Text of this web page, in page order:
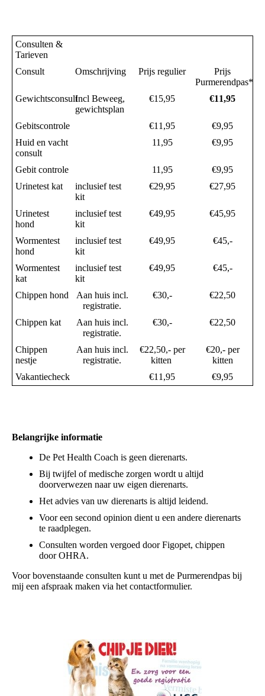
Consulten &
Tarieven
Consult
Omschrijving Prijs regulier
Prijs
Purmerendpas*
GewichtsconsultIncl Beweeg,
gewichtsplan
€15,95 €11,95
Gebitscontrole €11,95
€9,95
Huid en vacht
consult
11,95 €9,95
Gebit controle 11,95
€9,95
Urinetest kat
inclusief test
kit
€29,95 €27,95
Urinetest
hond
inclusief test
kit
€49,95 €45,95
Wormentest
hond
inclusief test
kit
€49,95 €45,-
Wormentest
kat
inclusief test
kit
€49,95 €45,-
Chippen hond
Aan huis incl.
registratie.
€30,- €22,50
Chippen kat
Aan huis incl.
registratie.
€30,- €22,50
Chippen
nestje
Aan huis incl.
registratie.
€22,50,- per
kitten
€20,- per
kitten
Vakantiecheck
€11,95 €9,95
Belangrijke informatie
De Pet Health Coach is geen dierenarts.
Bij twijfel of medische zorgen wordt u altijd
doorverwezen naar uw eigen dierenarts.
Het advies van uw dierenarts is altijd leidend.
Voor een second opinion dient u een andere dierenarts
te raadplegen.
Consulten worden vergoed door Figopet, chippen
door OHRA.
Voor bovenstaande consulten kunt u met de Purmerendpas bij
mij een afspraak maken via het contactformulier.